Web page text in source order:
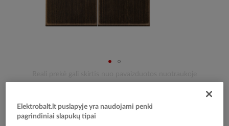
to
beginning
spalvos LS - JUNG
Elektrobalt.lt puslapyje yra naudojami penki
pagrindiniai slapukų tipai